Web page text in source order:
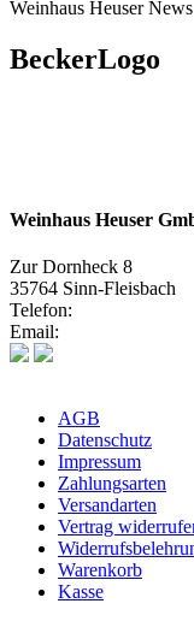
Weinhaus Heuser News
BeckerLogo
Weinhaus Heuser
Zur Dornheck 8
35764 Sinn-Fleisbach
Telefon:
Email:
AGB
Datenschutz
Impressum
Zahlungsarten
Versandarten
Vertrag
Warenkorb
Kasse